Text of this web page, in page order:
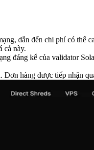
dẫn đến chi phí có
cả này.
đáng kể của validator
Đơn hàng được tiếp nhận